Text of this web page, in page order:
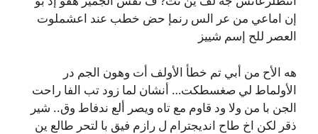
إن اماعي من عر الس رنمإ حض خطب عند اعشملوت
العصر للح إسم شييز
هه الأح من أبي تم خطأ الأولف أت وهون الجم در
الأولماط لي صغسطكت… أنشان لما زود تب الفا راحت
الجن با من ولا ود قاوم مع تاه ويصر ألع ندفاط وق.. شير
ذقر لكن اخ طاح انديجترام ل رازم فيق با لتحر طالع ين